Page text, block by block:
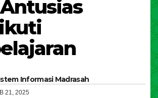
Informasi Madrasah
21, 2025